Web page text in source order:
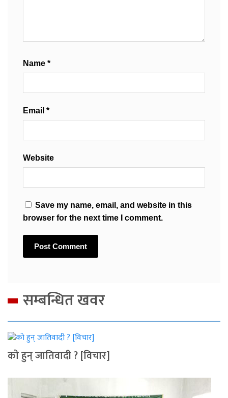
Name *
Email *
Website
Save my name, email, and website in this
browser for the next time I comment.
सम्बन्धित खवर
काे हुन् जातिवादी ? [विचार]